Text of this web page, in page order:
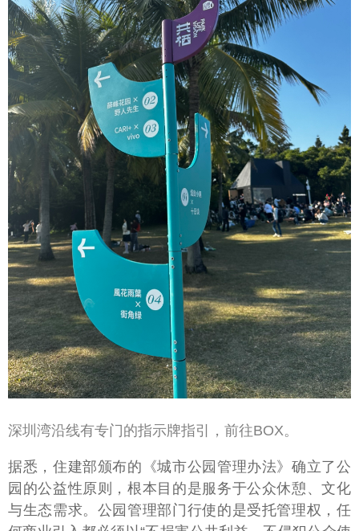
深圳湾沿线有专门的指示牌指引，前往BOX。
据悉，住建部颁布的《城市公园管理办法》确立了公
园的公益性原则，根本目的是服务于公众休憩、文化
与生态需求。公园管理部门行使的是受托管理权，任